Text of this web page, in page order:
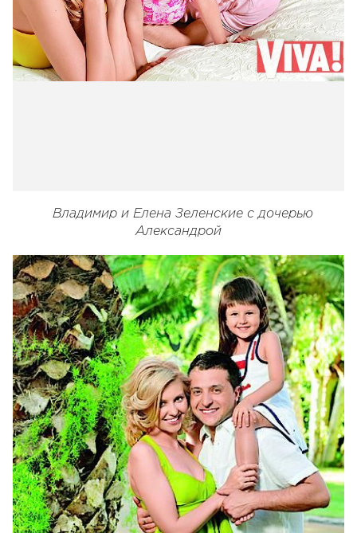
Владимир и Елена Зеленские с дочерью
Александрой